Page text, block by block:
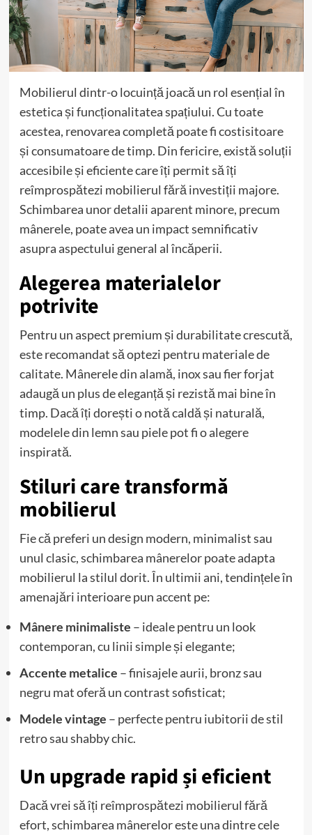
Mobilierul dintr-o locuință joacă un rol esențial în
estetica și funcționalitatea spațiului. Cu toate
acestea, renovarea completă poate fi costisitoare
și consumatoare de timp. Din fericire, există soluții
accesibile și eficiente care îți permit să îți
reîmprospătezi mobilierul fără investiții majore.
Schimbarea unor detalii aparent minore, precum
mânerele, poate avea un impact semnificativ
asupra aspectului general al încăperii.
Alegerea materialelor
potrivite
Pentru un aspect premium și durabilitate crescută,
este recomandat să optezi pentru materiale de
calitate. Mânerele din alamă, inox sau fier forjat
adaugă un plus de eleganță și rezistă mai bine în
timp. Dacă îți dorești o notă caldă și naturală,
modelele din lemn sau piele pot fi o alegere
inspirată.
Stiluri care transformă
mobilierul
Fie că preferi un design modern, minimalist sau
unul clasic, schimbarea mânerelor poate adapta
mobilierul la stilul dorit. În ultimii ani, tendințele în
amenajări interioare pun accent pe:
Mânere minimaliste – ideale pentru un look
contemporan, cu linii simple și elegante;
Accente metalice – finisajele aurii, bronz sau
negru mat oferă un contrast sofisticat;
Modele vintage – perfecte pentru iubitorii de stil
retro sau shabby chic.
Un upgrade rapid și eficient
Dacă vrei să îți reîmprospătezi mobilierul fără
efort, schimbarea mânerelor este una dintre cele